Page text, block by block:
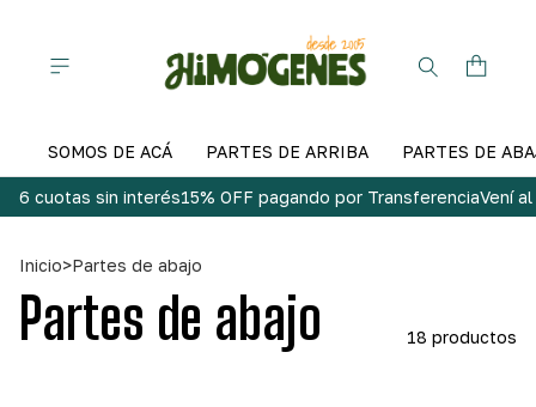
SOMOS DE ACÁ PARTES DE ARRIBA PARTES DE
6 cuotas sin interés15% OFF pagando por TransferenciaVení
Inicio>Partes de abajo
Partes de abajo 18 productos